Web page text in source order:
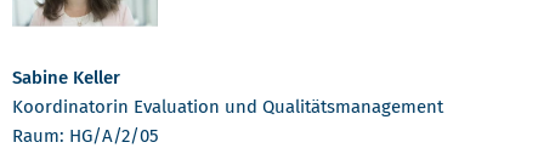
Sabine Keller
Koordinatorin Evaluation und Qualitätsmanagement
Raum: HG/A/2/05